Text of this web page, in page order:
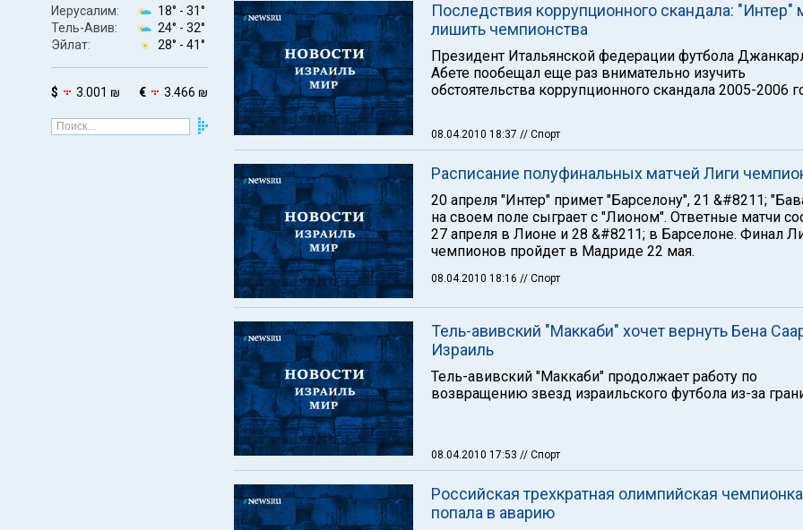
Иерусалим: 18° - 31°
Тель-Авив:
24° - 32°
Эйлат:
28° - 41°
$ 3.001 ₪ € 3.466 ₪
Последствия коррупционного скандала: "Интер"
лишить чемпионства
Президент Итальянской федерации футбола
Абете пообещал еще раз внимательно изучить
обстоятельства коррупционного скандала 2005-2006
08.04.2010 18:37 // Спорт
Расписание полуфинальных матчей Лиги
20 апреля "Интер" примет "Барселону", 21 &#8211;
на своем поле сыграет с "Лионом". Ответные матчи
27 апреля в Лионе и 28 &#8211; в Барселоне. Финал
чемпионов пройдет в Мадриде 22 мая.
08.04.2010 18:16 // Спорт
Тель-авивский "Маккаби" хочет вернуть Бена
Израиль
Тель-авивский "Маккаби" продолжает работу по
возвращению звезд израильского футбола из-за
08.04.2010 17:53 // Спорт
Российская трехкратная олимпийская чемпионка
попала в аварию